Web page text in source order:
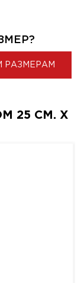
РАЗМЕРАМ
25 СМ. X